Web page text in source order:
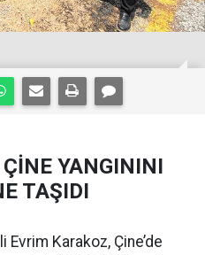
YANGININI
TAŞIDI
Evrim Karakoz, Çine’de